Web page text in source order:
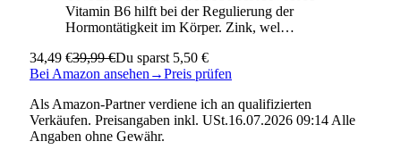
Vitamin B6 hilft bei der Regulierung der
Hormontätigkeit im Körper. Zink, wel…
34,49 €39,99 €Du sparst 5,50 €
Bei Amazon ansehen →Preis prüfen
Als Amazon-Partner verdiene ich an qualifizierten
Verkäufen. Preisangaben inkl. USt.16.07.2026 09:14 Alle
Angaben ohne Gewähr.